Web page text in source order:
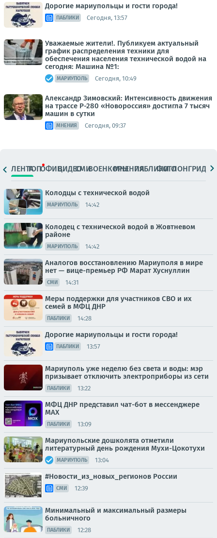
Дорогие мариупольцы и гости города!
ПАБЛИКИ Сегодня, 13:57
Уважаемые жители!. Публикуем актуальный
график распределения техники для
обеспечения населения технической водой на
сегодня: Машина №1:
МАРИУПОЛЬ Сегодня, 10:49
Александр Зимовский: Интенсивность движения
на трассе Р-280 «Новороссия» достигла 7 тысяч
машин в сутки
МНЕНИЯ Сегодня, 09:37
ЛЕНТАТОПОФИЦ.ВИДЕОСМИВОЕНКОРЫМНЕНИЯПАБЛИКИ
ФОТОЛОНГРИДЫ
Колодцы с технической водой
МАРИУПОЛЬ 14:42
Колодец с технической водой в Жовтневом
районе
МАРИУПОЛЬ 14:42
Аналогов восстановлению Мариуполя в мире
нет — вице-премьер РФ Марат Хуснуллин
СМИ 14:31
Меры поддержки для участников СВО и их
семей в МФЦ ДНР
ПАБЛИКИ 14:28
Дорогие мариупольцы и гости города!
ПАБЛИКИ 13:57
Мариуполь уже неделю без света и воды: мэр
призывает отключить электроприборы из сети
ПАБЛИКИ 13:22
МФЦ ДНР представил чат-бот в мессенджере
MAX
ПАБЛИКИ 13:09
Мариупольские дошколята отметили
литературный день рождения Мухи-Цокотухи
МАРИУПОЛЬ 13:04
#Новости_из_новых_регионов России
СМИ 12:39
Минимальный и максимальный размеры
больничного
ПАБЛИКИ 12:28